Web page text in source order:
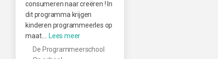
consumeren naar creëren ! In
dit programma krijgen
kinderen programmeerles op
maat.…
De Programmeerschool